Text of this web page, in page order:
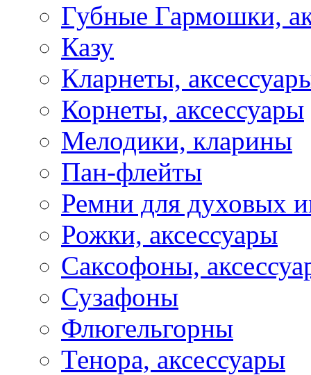
Губные Гармошки,
Казу
Кларнеты,
Корнеты, аксессуары
Мелодики, кларины
Пан-флейты
Ремни для духовых
Рожки, аксессуары
Саксофоны,
Сузафоны
Флюгельгорны
Тенора, аксессуары